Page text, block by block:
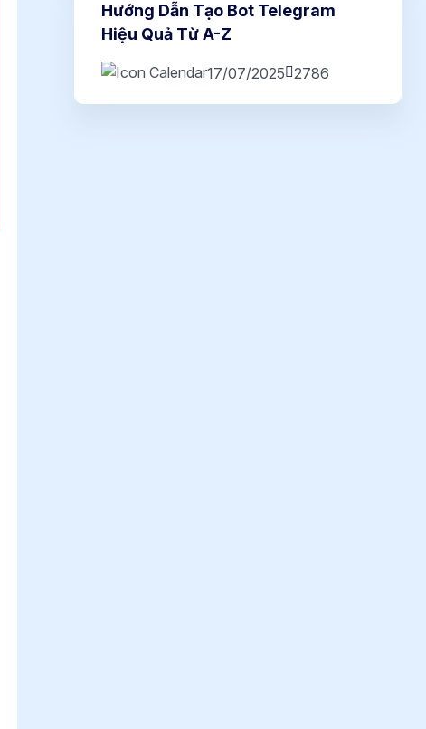
Hướng Dẫn Tạo Bot Telegram
Hiệu Quả Từ A-Z
17/07/2025 2786